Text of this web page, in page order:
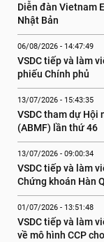
Diễn đàn Vietnam
Nhật Bản
06/08/2026 - 14:47:49
VSDC tiếp và làm
phiếu Chính phủ
13/07/2026 - 15:43:35
VSDC tham dự Hội
(ABMF) lần thứ 46
13/07/2026 - 09:00:34
VSDC tiếp và làm
Chứng khoán Hàn
01/07/2026 - 13:51:48
VSDC tiếp và làm
về mô hình CCP